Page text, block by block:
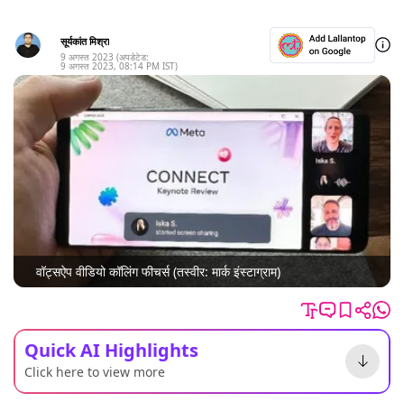
सूर्यकांत मिश्रा
9 अगस्त 2023 (अपडेटेड:
9 अगस्त 2023, 08:14 PM IST)
वॉट्सऐप वीडियो कॉलिंग फीचर्स (तस्वीर: मार्क इंस्टाग्राम)
Quick AI Highlights
Click here to view more